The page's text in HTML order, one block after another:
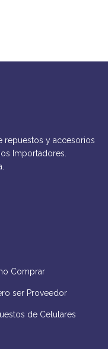
repuestos y accesorios
Importadores.
Comprar
ser Proveedor
de Celulares